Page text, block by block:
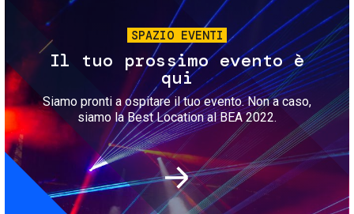
SPAZIO EVENTI
Il tuo prossimo evento è
qui
Siamo pronti a ospitare il tuo evento. Non a caso,
siamo la Best Location al BEA 2022.